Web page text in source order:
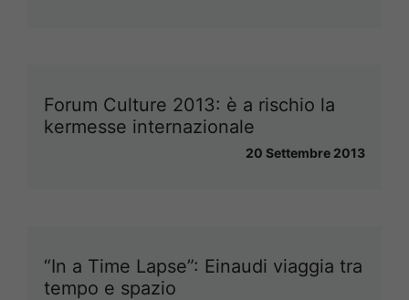
Forum Culture 2013: è a rischio la
kermesse internazionale
20 Settembre 2013
“In a Time Lapse”: Einaudi viaggia tra
tempo e spazio